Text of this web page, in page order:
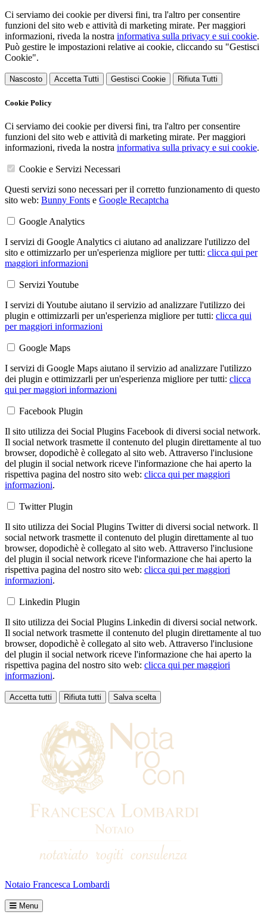
Ci serviamo dei cookie per diversi fini, tra l'altro per consentire
funzioni del sito web e attività di marketing mirate. Per maggiori
informazioni, riveda la nostra informativa sulla privacy e sui cookie.
Può gestire le impostazioni relative ai cookie, cliccando su "Gestisci
Cookie".
Nascosto Accetta Tutti Gestisci Cookie Rifiuta Tutti
Cookie Policy
Ci serviamo dei cookie per diversi fini, tra l'altro per consentire
funzioni del sito web e attività di marketing mirate. Per maggiori
informazioni, riveda la nostra informativa sulla privacy e sui cookie.
Cookie e Servizi Necessari
Questi servizi sono necessari per il corretto funzionamento di questo
sito web: Bunny Fonts e Google Recaptcha
Google Analytics
I servizi di Google Analytics ci aiutano ad analizzare l'utilizzo del
sito e ottimizzarlo per un'esperienza migliore per tutti: clicca qui per
maggiori informazioni
Servizi Youtube
I servizi di Youtube aiutano il servizio ad analizzare l'utilizzo dei
plugin e ottimizzarli per un'esperienza migliore per tutti: clicca qui
per maggiori informazioni
Google Maps
I servizi di Google Maps aiutano il servizio ad analizzare l'utilizzo
dei plugin e ottimizzarli per un'esperienza migliore per tutti: clicca
qui per maggiori informazioni
Facebook Plugin
Il sito utilizza dei Social Plugins Facebook di diversi social network.
Il social network trasmette il contenuto del plugin direttamente al tuo
browser, dopodichè è collegato al sito web. Attraverso l'inclusione
del plugin il social network riceve l'informazione che hai aperto la
rispettiva pagina del nostro sito web: clicca qui per maggiori
informazioni.
Twitter Plugin
Il sito utilizza dei Social Plugins Twitter di diversi social network. Il
social network trasmette il contenuto del plugin direttamente al tuo
browser, dopodichè è collegato al sito web. Attraverso l'inclusione
del plugin il social network riceve l'informazione che hai aperto la
rispettiva pagina del nostro sito web: clicca qui per maggiori
informazioni.
Linkedin Plugin
Il sito utilizza dei Social Plugins Linkedin di diversi social network.
Il social network trasmette il contenuto del plugin direttamente al tuo
browser, dopodichè è collegato al sito web. Attraverso l'inclusione
del plugin il social network riceve l'informazione che hai aperto la
rispettiva pagina del nostro sito web: clicca qui per maggiori
informazioni.
Accetta tutti Rifiuta tutti Salva scelta
Notaio Francesca Lombardi
Menu